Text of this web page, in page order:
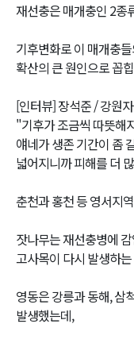
재선충은 매개충인 2종
기후변화로 이 매개충
확산의 큰 원인으로 꼽
[인터뷰] 장석준 / 강원
"기후가 조금씩 따뜻해
얘네가 생존 기간이 좀
넓어지니까 피해를 더
춘천과 홍천 등 영서지
잣나무는 재선충병에
고사목이 다시 발생하
영동은 강릉과 동해, 삼
발생했는데,